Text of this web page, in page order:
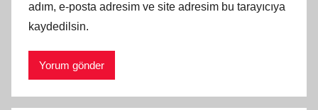
adım, e-posta adresim ve site adresim bu tarayıcıya
kaydedilsin.